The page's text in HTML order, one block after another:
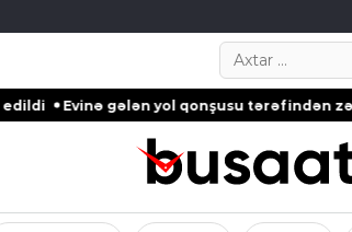
Search…
gələn yol qonşusu tərəfindən zəbt edilən